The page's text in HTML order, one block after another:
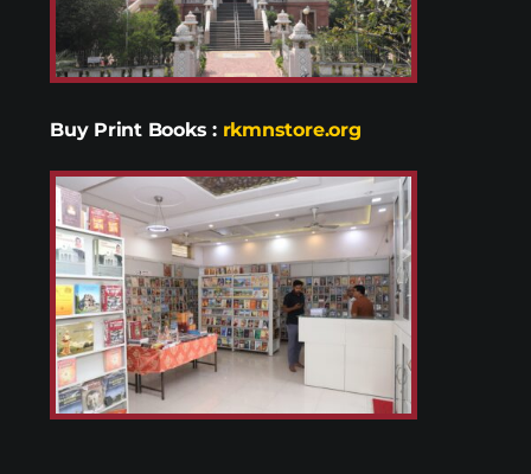
Buy Print Books : rkmnstore.org